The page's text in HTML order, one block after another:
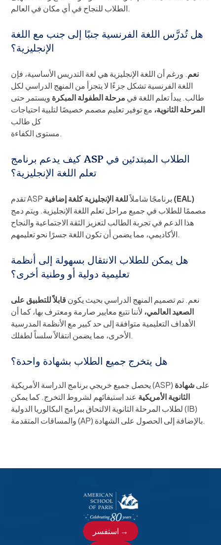
الطلاب للنجاح في أي مكان في العالم.
هل تُدرَّس اللغة الفرنسية جنبًا إلى جنب مع اللغة
الإنجليزية؟
نعم. ورغم أن اللغة الإنجليزية هي لغة التدريس الأساسية، فإن
اللغة الفرنسية تشكل جزءًا لا يتجزأ من المنهج الدراسي لكل
طالب. يبدأ تعلم اللغة في مرحلة الطفولة المبكرة ويستمر حتى
المرحلة الثانوية، مع توفير تعليم مصمم خصيصًا لتلبية احتياجات
كل طالب
مستوى الكفاءة.
كيف يدعم برنامج ASP الطلاب المبتدئين في
تعلم اللغة الإنجليزية؟
تقدم ASP برنامجًا شاملاً للغة الإنجليزية كلغة إضافية (EAL)
مصممًا للطلاب في جميع مراحل تعلم اللغة الإنجليزية. ويتم دمج
هذا الدعم في تجربة الطالب لتعزيز الثقة الاجتماعية والنجاح
الأكاديمي، مما يضمن أن تكون اللغة جسرًا نحو تعليمهم.
هل يمكن للطلاب الانتقال بسهولة إلى أنظمة
تعليمية دولية أو وطنية أخرى؟
نعم. تم تصميم المنهج الدراسي بحيث يكون قابلاً للتطبيق على
الصعيد العالمي، لأننا نتبع معايير صارمة ومعترف بها، كما أن
الأهداف التعليمية متوافقة إلى حد كبير مع الأنظمة المدرسية
الأخرى، مما يضمن انتقالاً سلساً لطفلك.
هل يتخرج جميع الطلاب بشهادة واحدة؟
يحصل جميع خريجي برنامج الدراسة الأمريكية (ASP) علىشهادة
الثانوية الأمريكية عند استيفائهم لشروط التخرج. كما يمكن
لطلاب المرحلة الثانوية الالتحاق ببرامج البكالوريا الدولية (IB)
والمساقات المتقدمة (AP) بالإضافة إلى الحصول على الشهادة.
استفسر →